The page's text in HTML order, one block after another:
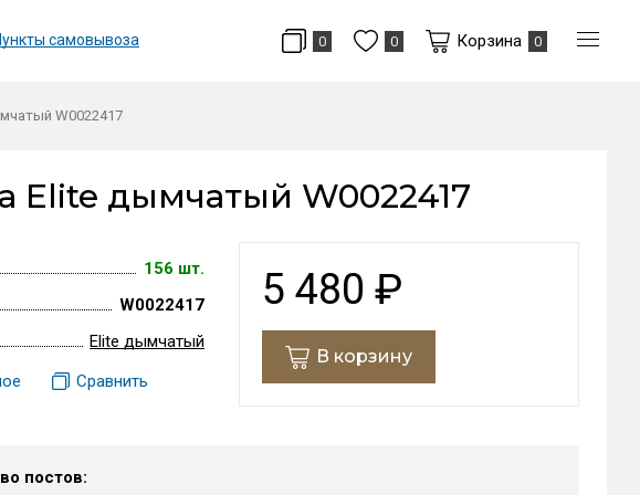
самовывоза 0 0 Корзина 0
W0022417
Elite дымчатый W0022417
5 480 ₽
В корзину
156 шт.
W0022417
Elite дымчатый
Сравнить
постов: